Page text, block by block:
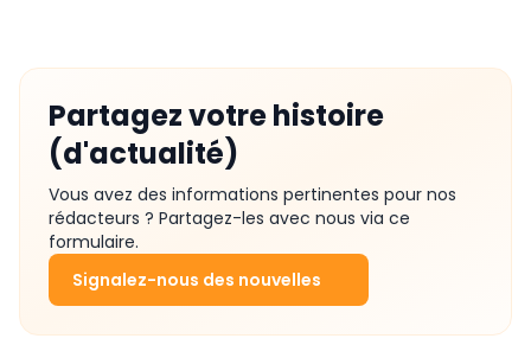
Partagez votre histoire
(d'actualité)
Vous avez des informations pertinentes pour nos
rédacteurs ? Partagez-les avec nous via ce
formulaire.
Signalez-nous des nouvelles